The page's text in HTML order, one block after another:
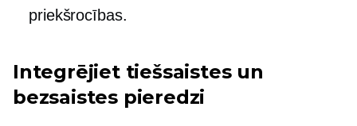
priekšrocības.
Integrējiet tiešsaistes un
bezsaistes pieredzi